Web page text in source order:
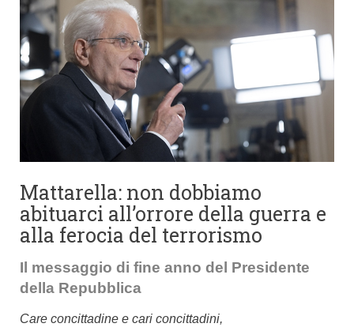
Mattarella: non dobbiamo
abituarci all’orrore della guerra e
alla ferocia del terrorismo
Il messaggio di fine anno del Presidente
della Repubblica
Care concittadine e cari concittadini,